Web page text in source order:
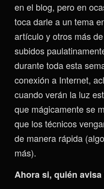
en el blog, pero en
toca darle a un tema
artículo y otros más
subidos
durante toda esta
conexión a Internet,
cuando verán la luz
que mágicamente se
que los técnicos
de manera rápida
más).
Ahora si, quién